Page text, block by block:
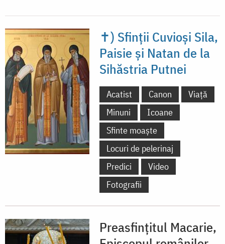
✝) Sfinții Cuvioși Sila,
Paisie și Natan de la
Sihăstria Putnei
Acatist Canon
Viață
Minuni
Icoane
Sfinte moaște
Locuri de pelerinaj
Predici
Video
Fotografii
Preasfințitul Macarie,